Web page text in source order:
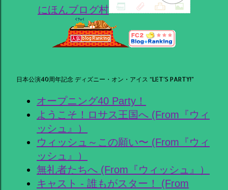
にほんブログ村
日本公演40周年記念 ディズニー・オン・アイス “LET’S PARTY!”
オープニング40 Party！
ようこそ！ロサス王国へ (From『ウィ
ッシュ』）
ウィッシュ～この願い〜 (From『ウィ
ッシュ』）
無礼者たちへ (From『ウィッシュ』）
キャスト - 誰もがスター！ (From